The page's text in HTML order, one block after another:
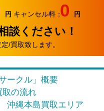
カンパニー サークル
パニー サークルで
円 キャンセル料：0 円
談ください！
/買取致します。
ークル」概要
取の流れ
沖縄本島買取エリア